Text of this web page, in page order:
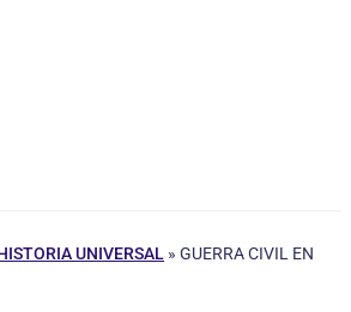
UNIVERSAL » GUERRA CIVIL EN